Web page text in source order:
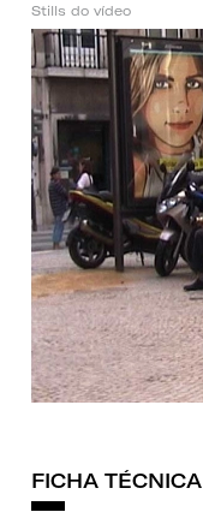
Stills do vídeo
FICHA TÉCNICA